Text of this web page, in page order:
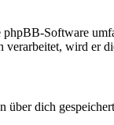
Software
verarbeitet, wird er
über dich